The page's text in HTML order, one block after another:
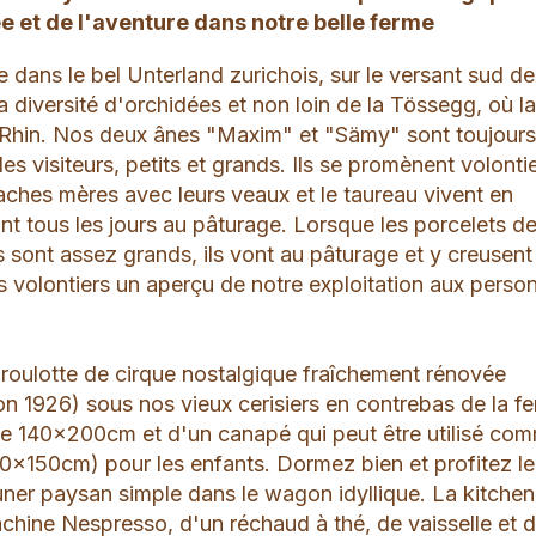
et de l'aventure dans notre belle ferme
dans le bel Unterland zurichois, sur le versant sud de
diversité d'orchidées et non loin de la Tössegg, où la
Nos deux ânes "Maxim" et "Sämy" sont toujours
visiteurs, petits et grands. Ils se promènent
mères avec leurs veaux et le taureau vivent en
tous les jours au pâturage. Lorsque les porcelets
sont assez grands, ils vont au pâturage et y
volontiers un aperçu de notre exploitation aux
de cirque nostalgique fraîchement rénovée
1926) sous nos vieux cerisiers en contrebas de la
140x200cm et d'un canapé qui peut être utilisé
pour les enfants. Dormez bien et profitez le
paysan simple dans le wagon idyllique. La
Nespresso, d'un réchaud à thé, de vaisselle et